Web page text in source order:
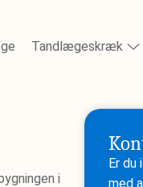
Tandlægeskræk
i
Er du
med